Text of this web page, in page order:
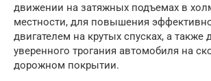
движении на затяжных подъемах в
местности, для повышения
двигателем на крутых спусках, а также
уверенного трогания автомобиля на
дорожном покрытии.